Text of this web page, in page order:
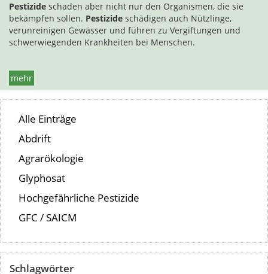
Pestizide schaden aber nicht nur den Organismen, die sie
bekämpfen sollen. Pestizide schädigen auch Nützlinge,
verunreinigen Gewässer und führen zu Vergiftungen und
schwerwiegenden Krankheiten bei Menschen.
mehr
Alle Einträge
Abdrift
Agrarökologie
Glyphosat
Hochgefährliche Pestizide
GFC / SAICM
Schlagwörter